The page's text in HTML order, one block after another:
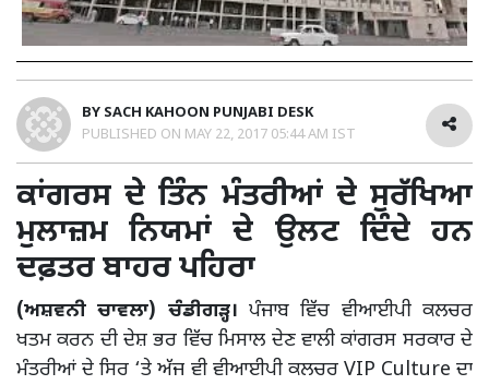
BY SACH KAHOON PUNJABI DESK
PUBLISHED ON MAY 22, 2017 05:44 AM IST
ਕਾਂਗਰਸ ਦੇ ਤਿੰਨ ਮੰਤਰੀਆਂ ਦੇ ਸੁਰੱਖਿਆ
ਮੁਲਾਜ਼ਮ ਨਿਯਮਾਂ ਦੇ ਉਲਟ ਦਿੰਦੇ ਹਨ
ਦਫ਼ਤਰ ਬਾਹਰ ਪਹਿਰਾ
(ਅਸ਼ਵਨੀ ਚਾਵਲਾ) ਚੰਡੀਗੜ੍ਹ। ਪੰਜਾਬ ਵਿੱਚ ਵੀਆਈਪੀ ਕਲਚਰ
ਖਤਮ ਕਰਨ ਦੀ ਦੇਸ਼ ਭਰ ਵਿੱਚ ਮਿਸਾਲ ਦੇਣ ਵਾਲੀ ਕਾਂਗਰਸ ਸਰਕਾਰ ਦੇ
ਮੰਤਰੀਆਂ ਦੇ ਸਿਰ ‘ਤੇ ਅੱਜ ਵੀ ਵੀਆਈਪੀ ਕਲਚਰ VIP Culture ਦਾ